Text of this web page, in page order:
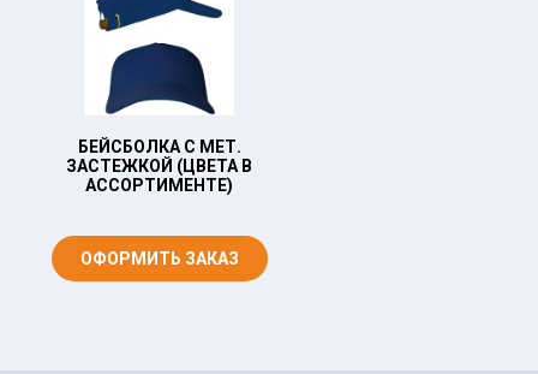
БЕЙСБОЛКА С МЕТ.
ЗАСТЕЖКОЙ (ЦВЕТА В
АССОРТИМЕНТЕ)
ОФОРМИТЬ ЗАКАЗ